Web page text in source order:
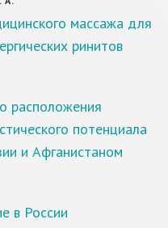
массажа для
ринитов
расположения
потенциала
и Афганистаном
в России